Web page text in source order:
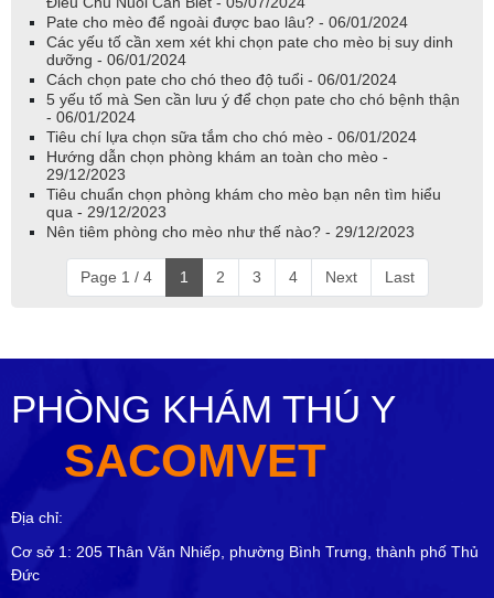
Pate cho mèo để ngoài được bao lâu? - 06/01/2024
Các yếu tố cần xem xét khi chọn pate cho mèo bị suy dinh
dưỡng - 06/01/2024
Cách chọn pate cho chó theo độ tuổi - 06/01/2024
5 yếu tố mà Sen cần lưu ý để chọn pate cho chó bệnh thận
- 06/01/2024
Tiêu chí lựa chọn sữa tắm cho chó mèo - 06/01/2024
Hướng dẫn chọn phòng khám an toàn cho mèo -
29/12/2023
Tiêu chuẩn chọn phòng khám cho mèo bạn nên tìm hiểu
qua - 29/12/2023
Nên tiêm phòng cho mèo như thế nào? - 29/12/2023
Page 1 / 4 1 2 3 4 Next Last
PHÒNG KHÁM THÚ Y
SACOMVET
Địa chỉ:
Cơ sở 1: 205 Thân Văn Nhiếp, phường Bình Trưng, thành phố Thủ
Đức